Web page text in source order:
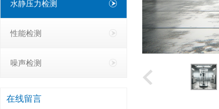
水静压力检测
性能检测
噪声检测
在线留言